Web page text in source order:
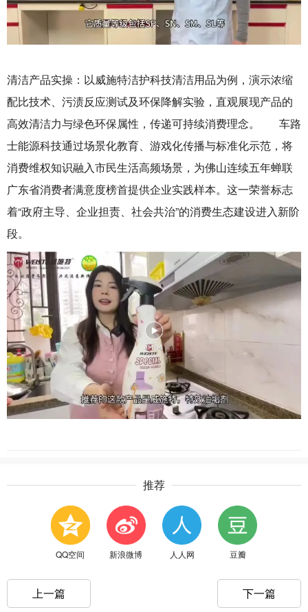
清洁产品实操‌：以威施特洁护科技清洁用品为例，演示‌浓缩
配比技术‌、‌污渍反应测试‌及‌环保降解实验‌，直观展现产品的
高效清洁力与绿色环保属性，传递可持续消费理念‌。 车路
士能源科技通过场景化教育、游戏化传播与标准化示范，将
消费维权知识融入市民生活高频场景，为佛山连续五年蝉联
广东省消费者满意度榜首提供企业实践样本。这一荣誉标志
着“政府主导、企业担责、社会共治”的消费生态建设进入新阶
段。
推荐
QQ空间 新浪微博 人人网 豆瓣
上一篇 下一篇